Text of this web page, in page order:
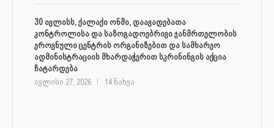
30 ივლისს, ქალაქი ონში, დაავადებათა
კონტროლისა და საზოგადოებრივი ჯანმრთელობის
ეროვნული ცენტრის ორგანიზებით და სამხარეო
ადმინისტრაციის მხარდაჭერით სკრინინგის აქცია
ჩატარდება
ივლისი 27, 2026 14 ნახვა